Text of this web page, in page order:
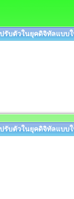
รับตัวในยุคดิจิทัลแบบ
รับตัวในยุคดิจิทัลแบบ